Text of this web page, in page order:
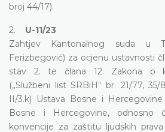
broj 44/17).
2. U-11/23
Zahtjev Kantonalnog suda u
Ferizbegović) za ocjenu ustavnosti
stav 2. te člana 12. Zakona o
(„Službeni list SRBiH“ br. 21/77,
II/3.k) Ustava Bosne i
Bosne i Hercegovine, odnosno
konvencije za zaštitu ljudskih